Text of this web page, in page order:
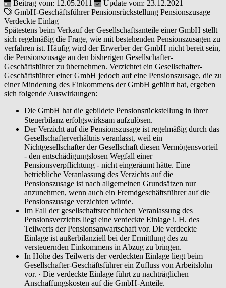
Beitrag vom: 12.05.2011
Update vom: 23.12.2021
GmbH-GeschäftsführerPensionsrückstellung Pensionszusage
Verdeckte Einlag
Spätestens beim Verkauf der Gesellschaftsanteile einer GmbH stellt
sich regelmäßig die Frage, wie mit bestehenden Pensionszusagen zu
verfahren ist. Häufig wird der Erwerber der GmbH nicht bereit sein,
die Pensionszusage an den bisherigen Gesellschafter-
Geschäftsführer zu übernehmen. Verzichtet ein Gesellschafter-
Geschäftsführer einer GmbH jedoch auf eine Pensionszusage, die zu
einer Minderung des Einkommens der GmbH geführt hat, ergeben
sich folgende Auswirkungen:
Die GmbH hat die gebildete Pensionsrückstellung in ihrer
Steuerbilanz erfolgswirksam aufzulösen.
Der Verzicht auf die Pensionszusage ist regelmäßig durch das
Gesellschafterverhältnis veranlasst, weil ein
Nichtgesellschafter der Gesellschaft diesen Vermögensvorteil
- den entschädigungslosen Wegfall einer
Pensionsverpflichtung - nicht eingeräumt hätte. Eine
betriebliche Veranlassung des Verzichts auf die
Pensionszusage ist nach allgemeinen Grundsätzen nur
anzunehmen, wenn auch ein Fremdgeschäftsführer auf die
Pensionszusage verzichten würde.
Im Fall der gesellschaftsrechtlichen Veranlassung des
Pensionsverzichts liegt eine verdeckte Einlage i. H. des
Teilwerts der Pensionsanwartschaft vor. Die verdeckte
Einlage ist außerbilanziell bei der Ermittlung des zu
versteuernden Einkommens in Abzug zu bringen.
In Höhe des Teilwerts der verdeckten Einlage liegt beim
Gesellschafter-Geschäftsführer ein Zufluss von Arbeitslohn
vor. · Die verdeckte Einlage führt zu nachträglichen
Anschaffungskosten auf die GmbH-Anteile.